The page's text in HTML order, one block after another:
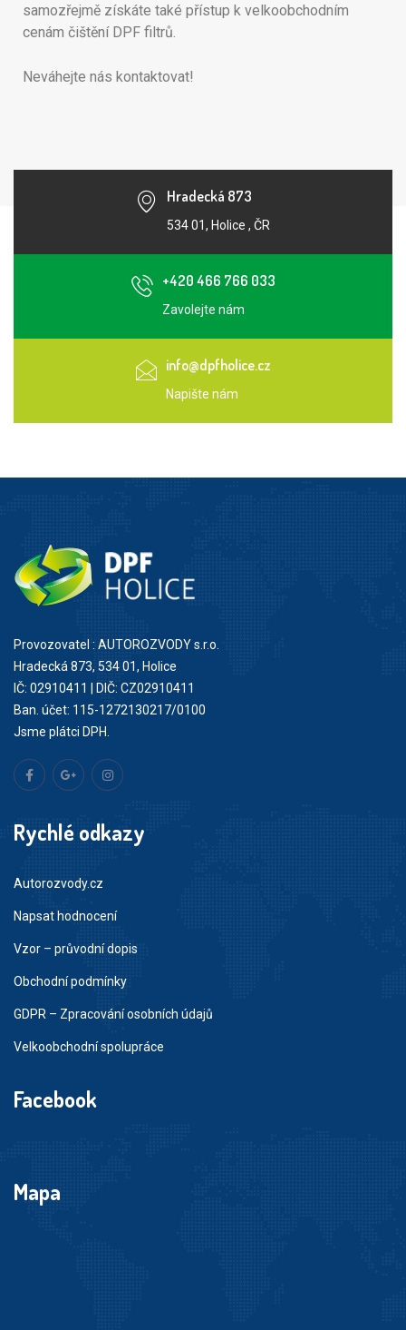
samozřejmě získáte také přístup k velkoobchodním
cenám čištění DPF filtrů.
Neváhejte nás kontaktovat!
Hradecká 873
534 01, Holice , ČR
+420 466 766 033
Zavolejte nám
info@dpfholice.cz
Napište nám
Provozovatel : AUTOROZVODY s.r.o.
Hradecká 873, 534 01, Holice
IČ: 02910411 | DIČ: CZ02910411
Ban. účet: 115-1272130217/0100
Jsme plátci DPH.
Rychlé odkazy
Autorozvody.cz
Napsat hodnocení
Vzor – průvodní dopis
Obchodní podmínky
GDPR – Zpracování osobních údajů
Velkoobchodní spolupráce
Facebook
Mapa